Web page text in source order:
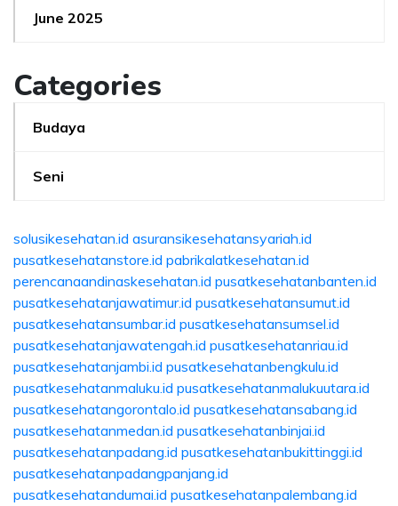
June 2025
Categories
Budaya
Seni
solusikesehatan.id asuransikesehatansyariah.id
pusatkesehatanstore.id pabrikalatkesehatan.id
perencanaandinaskesehatan.id pusatkesehatanbanten.id
pusatkesehatanjawatimur.id pusatkesehatansumut.id
pusatkesehatansumbar.id pusatkesehatansumsel.id
pusatkesehatanjawatengah.id pusatkesehatanriau.id
pusatkesehatanjambi.id pusatkesehatanbengkulu.id
pusatkesehatanmaluku.id pusatkesehatanmalukuutara.id
pusatkesehatangorontalo.id pusatkesehatansabang.id
pusatkesehatanmedan.id pusatkesehatanbinjai.id
pusatkesehatanpadang.id pusatkesehatanbukittinggi.id
pusatkesehatanpadangpanjang.id
pusatkesehatandumai.id pusatkesehatanpalembang.id